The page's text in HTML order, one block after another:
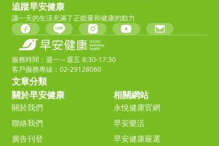
追蹤早安健康
讓一天的生活充滿了正能量和健康的動力
服務時間：週一～週五 8:30-17:30
客戶服務專線：02-29128060
文章分類
關於早安健康
關於我們
聯絡我們
廣告刊登
相關網站
永悅健康官網
早安樂活
早安健康嚴選